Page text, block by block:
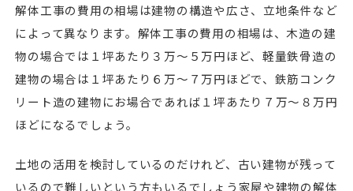
解体工事の費用の相場は建物の構造や広さ、立地条件など
によって異なります。解体工事の費用の相場は、木造の建
物の場合では１坪あたり３万～５万円ほど、軽量鉄骨造の
建物の場合は１坪あたり６万～７万円ほどで、鉄筋コンク
リート造の建物にお場合であれば１坪あたり７万～８万円
ほどになるでしょう。
土地の活用を検討しているのだけれど、古い建物が残って
いるので難しいという方もいるでしょう家屋や建物の解体